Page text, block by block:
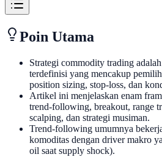
Poin Utama
Strategi commodity trading
terdefinisi yang mencakup
position sizing, stop-loss, dan
Artikel ini menjelaskan enam
trend-following, breakout, range
scalping, dan strategi musiman.
Trend-following umumnya
komoditas dengan driver makro
oil saat supply shock).